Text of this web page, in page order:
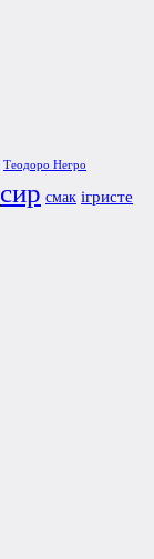
Теодоро Негро
сир смак ігристе